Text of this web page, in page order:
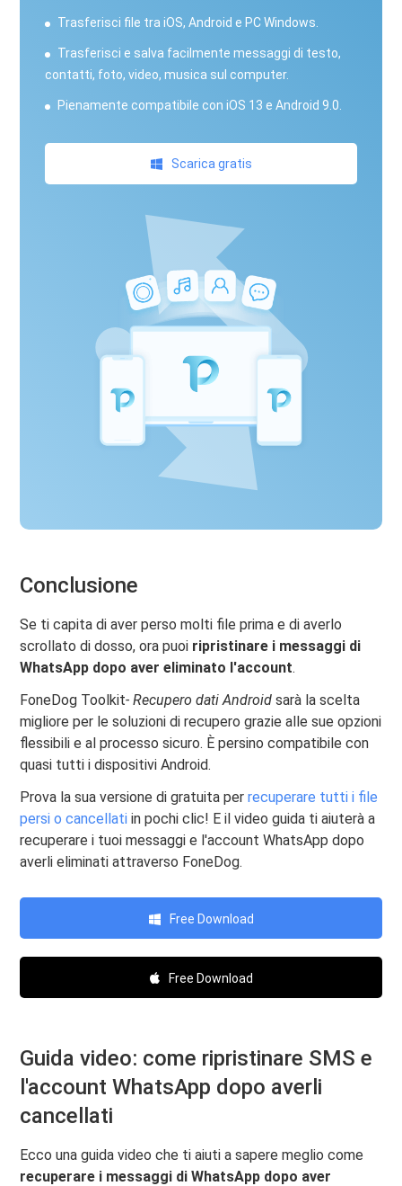
Trasferisci file tra iOS, Android e PC Windows.
Trasferisci e salva facilmente messaggi di testo,
contatti, foto, video, musica sul computer.
Pienamente compatibile con iOS 13 e Android 9.0.
Scarica gratis
Conclusione
Se ti capita di aver perso molti file prima e di averlo
scrollato di dosso, ora puoi ripristinare i messaggi di
WhatsApp dopo aver eliminato l'account.
FoneDog Toolkit- Recupero dati Android sarà la scelta
migliore per le soluzioni di recupero grazie alle sue opzioni
flessibili e al processo sicuro. È persino compatibile con
quasi tutti i dispositivi Android.
Prova la sua versione di gratuita perrecuperare tutti i file
persi o cancellati in pochi clic! E il video guida ti aiuterà a
recuperare i tuoi messaggi e l'account WhatsApp dopo
averli eliminati attraverso FoneDog.
Free Download
Free Download
Guida video: come ripristinare SMS e
l'account WhatsApp dopo averli
cancellati
Ecco una guida video che ti aiuti a sapere meglio come
recuperare i messaggi di WhatsApp dopo aver